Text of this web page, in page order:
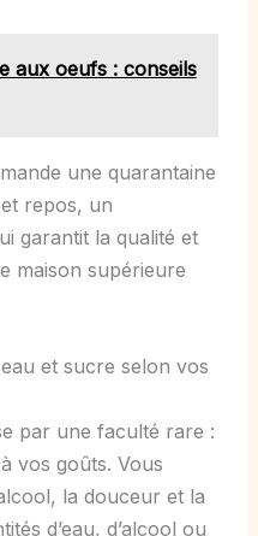
aux oeufs : conseils
une quarantaine
repos, un
garantit la qualité et
maison supérieure
et sucre selon vos
par une faculté rare :
vos goûts. Vous
la douceur et la
d’eau, d’alcool ou